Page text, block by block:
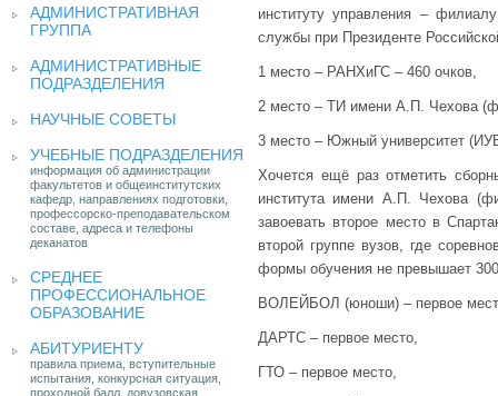
АДМИНИСТРАТИВНАЯ
ГРУППА
АДМИНИСТРАТИВНЫЕ
ПОДРАЗДЕЛЕНИЯ
НАУЧНЫЕ СОВЕТЫ
УЧЕБНЫЕ ПОДРАЗДЕЛЕНИЯ
информация об администрации
факультетов и общеинститутских
кафедр, направлениях подготовки,
профессорско-преподавательском
составе, адреса и телефоны
деканатов
СРЕДНЕЕ
ПРОФЕССИОНАЛЬНОЕ
ОБРАЗОВАНИЕ
АБИТУРИЕНТУ
правила приема, вступительные
испытания, конкурсная ситуация,
проходной балл, довузовская
институту управления –
службы при Президенте
1 место – РАНХиГС – 460 очков,
2 место – ТИ имени А.П. Чехова
3 место – Южный университет
Хочется ещё раз отметить
института имени А.П. Чехова
завоевать второе место в
второй группе вузов, где
формы обучения не превышает
ВОЛЕЙБОЛ (юноши) – первое
ДАРТС – первое место,
ГТО – первое место,